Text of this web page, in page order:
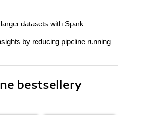
datasets with Spark
by reducing pipeline running
bestsellery